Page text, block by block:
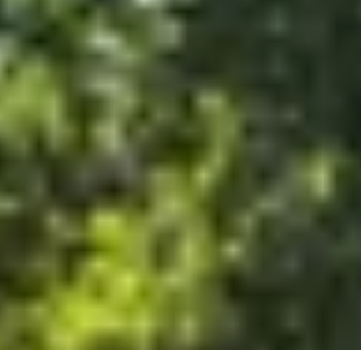
Cantine da visitare e degustazioni vini Valle del
Rodano
Cantine da visitare e degustazioni vini Beaune
Cantine da visitare e degustazioni vini Chablis
Cantine da visitare e degustazioni vini Cognac
Cantine da visitare e degustazioni vini Colmar
Cantine da visitare e degustazioni champagne
Epernay
Cantine da visitare e degustazioni vini Nizza
Cantine da visitare e degustazioni champagne
Cantine da visitare e degustazioni vini Saint
Emilion